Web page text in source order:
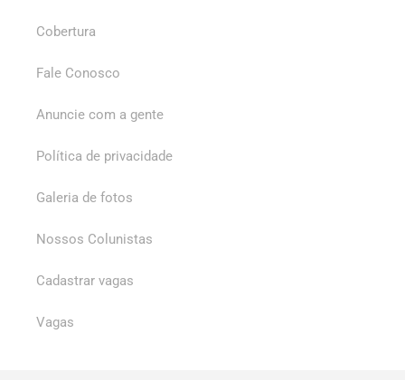
Cobertura
Fale Conosco
Anuncie com a gente
Política de privacidade
Galeria de fotos
Nossos Colunistas
Cadastrar vagas
Vagas